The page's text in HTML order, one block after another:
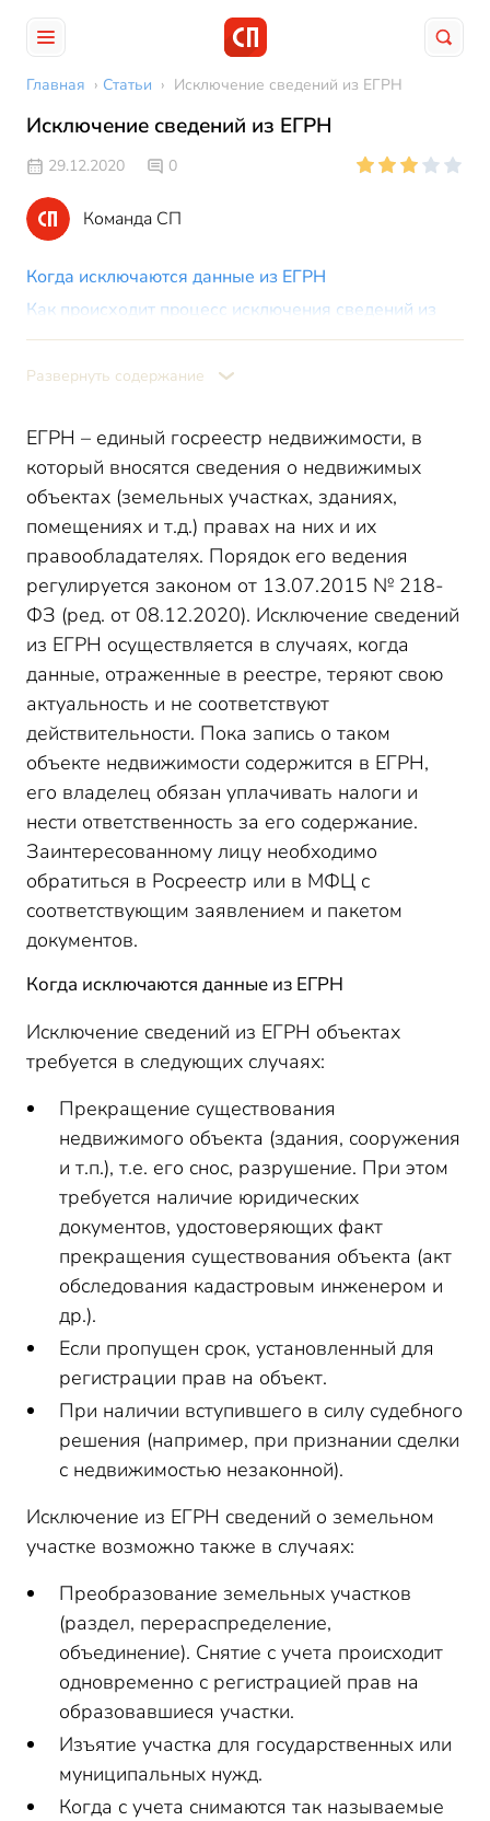
Главная › Статьи › Исключение сведений из ЕГРН
Исключение сведений из ЕГРН
29.12.2020 0
Команда СП
Когда исключаются данные из ЕГРН
Как происходит процесс исключения сведений из
Развернуть содержание
ЕГРН – единый госреестр недвижимости, в
который вносятся сведения о недвижимых
объектах (земельных участках, зданиях,
помещениях и т.д.) правах на них и их
правообладателях. Порядок его ведения
регулируется законом от 13.07.2015 № 218-
ФЗ (ред. от 08.12.2020). Исключение сведений
из ЕГРН осуществляется в случаях, когда
данные, отраженные в реестре, теряют свою
актуальность и не соответствуют
действительности. Пока запись о таком
объекте недвижимости содержится в ЕГРН,
его владелец обязан уплачивать налоги и
нести ответственность за его содержание.
Заинтересованному лицу необходимо
обратиться в Росреестр или в МФЦ с
соответствующим заявлением и пакетом
документов.
Когда исключаются данные из ЕГРН
Исключение сведений из ЕГРН объектах
требуется в следующих случаях:
Прекращение существования
недвижимого объекта (здания, сооружения
и т.п.), т.е. его снос, разрушение. При этом
требуется наличие юридических
документов, удостоверяющих факт
прекращения существования объекта (акт
обследования кадастровым инженером и
др.).
Если пропущен срок, установленный для
регистрации прав на объект.
При наличии вступившего в силу судебного
решения (например, при признании сделки
с недвижимостью незаконной).
Исключение из ЕГРН сведений о земельном
участке возможно также в случаях:
Преобразование земельных участков
(раздел, перераспределение,
объединение). Снятие с учета происходит
одновременно с регистрацией прав на
образовавшиеся участки.
Изъятие участка для государственных или
муниципальных нужд.
Когда с учета снимаются так называемые